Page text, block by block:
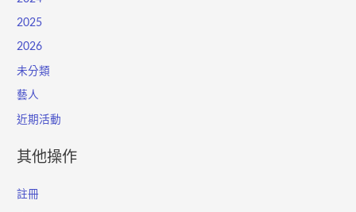
2025
2026
未分類
藝人
近期活動
其他操作
註冊